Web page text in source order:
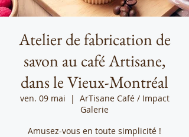
Atelier de fabrication de
savon au café Artisane,
dans le Vieux-Montréal
ven. 09 mai
  |
ArTisane Café / Impact
Galerie
Amusez-vous en toute simplicité !